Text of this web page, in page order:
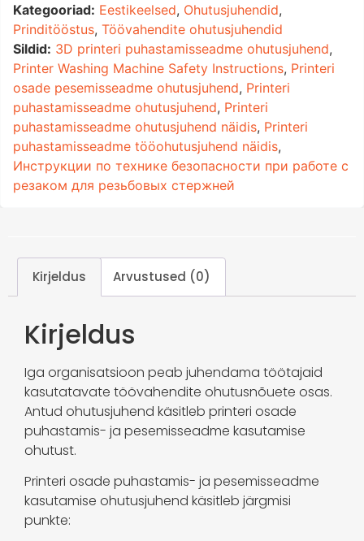
Kategooriad: Eestikeelsed, Ohutusjuhendid,
Prinditööstus, Töövahendite ohutusjuhendid
Sildid: 3D printeri puhastamisseadme ohutusjuhend,
Printer Washing Machine Safety Instructions, Printeri
osade pesemisseadme ohutusjuhend, Printeri
puhastamisseadme ohutusjuhend, Printeri
puhastamisseadme ohutusjuhend näidis, Printeri
puhastamisseadme tööohutusjuhend näidis,
Инструкции по технике безопасности при работе с
резаком для резьбовых стержней
Kirjeldus Arvustused (0)
Kirjeldus
Iga organisatsioon peab juhendama töötajaid
kasutatavate töövahendite ohutusnõuete osas.
Antud ohutusjuhend käsitleb printeri osade
puhastamis- ja pesemisseadme kasutamise
ohutust.
Printeri osade puhastamis- ja pesemisseadme
kasutamise ohutusjuhend käsitleb järgmisi
punkte: